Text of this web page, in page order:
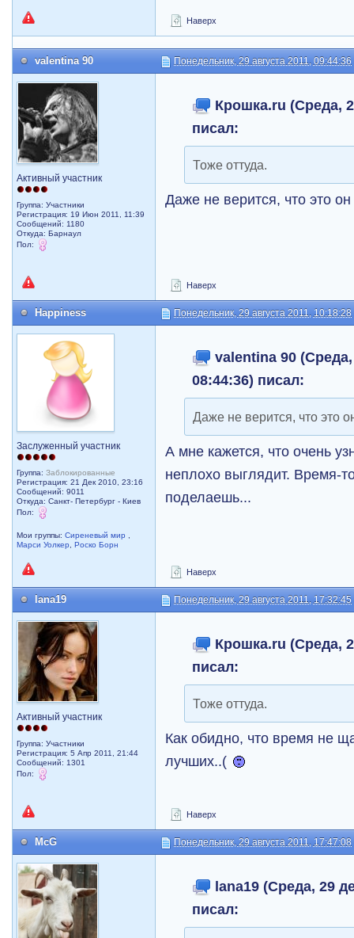
Наверх
valentina 90 Понедельник, 29 августа 2011, 09:44:36
Активный участник
Группа: Участники
Регистрация: 19 Июн 2011, 11:39
Сообщений: 1180
Откуда: Барнаул
Пол:
Крошка.ru (Среда,
писал:
Тоже оттуда.
Даже не верится, что это
Наверх
Happiness Понедельник, 29 августа 2011, 10:18:28
Заслуженный участник
Группа:Заблокированные
Регистрация: 21 Дек 2010, 23:16
Сообщений: 9011
Откуда: Санкт- Петербург - Киев
Пол:
Мои группы:Сиреневый мир
Марси Уолкер
,Роско Борн
valentina 90
08:44:36) писал:
Даже не верится, что это
А мне кажется, что очень
неплохо выглядит. Время-
поделаешь...
Наверх
lana19 Понедельник, 29 августа 2011, 17:32:45
Активный участник
Группа: Участники
Регистрация: 5 Апр 2011, 21:44
Сообщений: 1301
Пол:
Крошка.ru (Среда,
писал:
Тоже оттуда.
Как обидно, что время не
лучших..(
Наверх
McG Понедельник, 29 августа 2011, 17:47:08
lana19 (Среда, 29
писал: